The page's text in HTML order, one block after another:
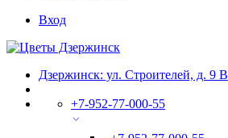
Вход
Дзержинск: ул. Строителей, д. 9 В
+7-952-77-000-55